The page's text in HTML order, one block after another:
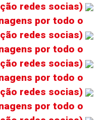
redes socias)
por todo o
redes socias)
por todo o
redes socias)
por todo o
redes socias)
por todo o